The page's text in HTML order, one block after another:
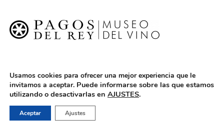
English
bodega de Toro
Usamos cookies para ofrecer una mejor experiencia que le
invitamos a aceptar. Puede informarse sobre las que estamos
utilizando o desactivarlas en AJUSTES.
Aceptar Ajustes